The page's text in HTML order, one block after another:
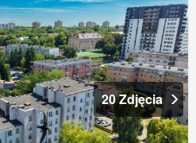
20 Zdjęcia